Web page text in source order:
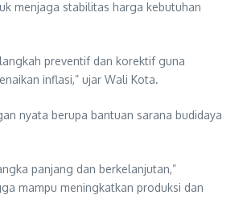
menjaga stabilitas harga kebutuhan
preventif dan korektif guna
inflasi,” ujar Wali Kota.
nyata berupa bantuan sarana budidaya
panjang dan berkelanjutan,”
mampu meningkatkan produksi dan